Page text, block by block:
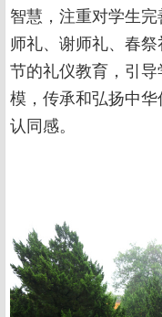
智慧，注重对学生
师礼、谢师礼、春
节的礼仪教育，引
模，传承和弘扬中
认同感。